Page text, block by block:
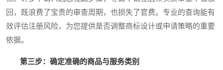
回，既浪费了宝贵的审查周期，也损失了官费。专业的查询能有
效评估注册风险，为您提供是否调整商标设计或申请策略的重要
依据。
第三步：确定准确的商品与服务类别